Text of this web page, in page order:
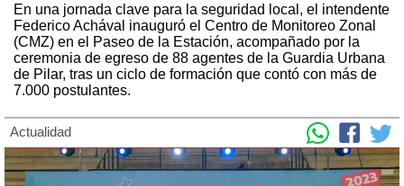
En una jornada clave para la seguridad local, el intendente
Federico Achával inauguró el Centro de Monitoreo Zonal
(CMZ) en el Paseo de la Estación, acompañado por la
ceremonia de egreso de 88 agentes de la Guardia Urbana
de Pilar, tras un ciclo de formación que contó con más de
7.000 postulantes.
Actualidad